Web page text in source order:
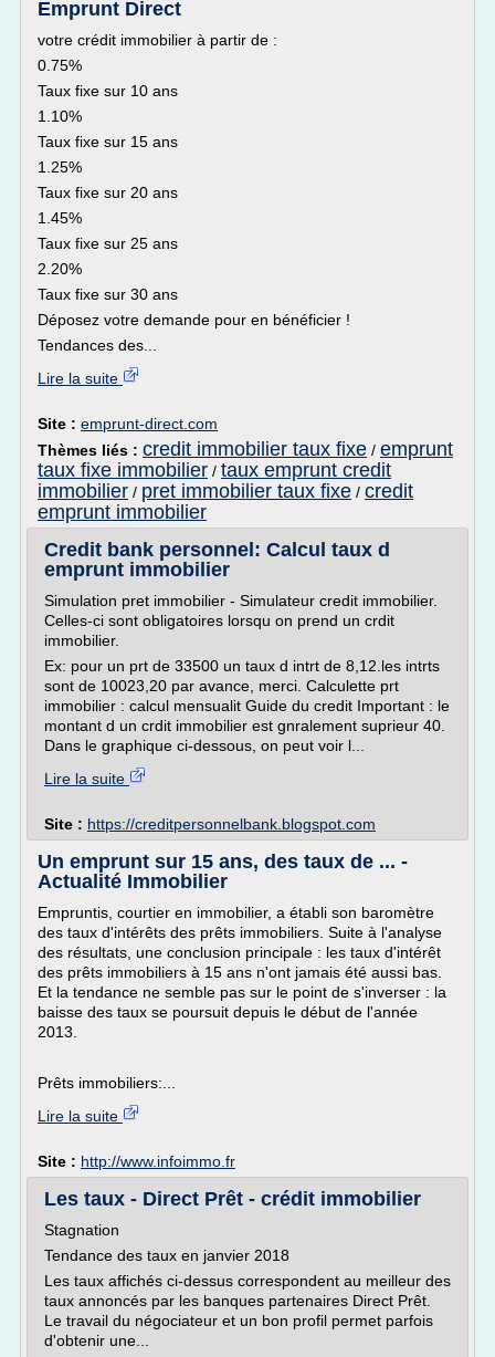
Emprunt Direct
votre crédit immobilier à partir de :
0.75%
Taux fixe sur 10 ans
1.10%
Taux fixe sur 15 ans
1.25%
Taux fixe sur 20 ans
1.45%
Taux fixe sur 25 ans
2.20%
Taux fixe sur 30 ans
Déposez votre demande pour en bénéficier !
Tendances des...
Lire la suite
Site : emprunt-direct.com
Thèmes liés : credit immobilier taux fixe / emprunt
taux fixe immobilier / taux emprunt credit
immobilier / pret immobilier taux fixe / credit
emprunt immobilier
Credit bank personnel: Calcul taux d
emprunt immobilier
Simulation pret immobilier - Simulateur credit immobilier.
Celles-ci sont obligatoires lorsqu on prend un crdit
immobilier.
Ex: pour un prt de 33500 un taux d intrt de 8,12.les intrts
sont de 10023,20 par avance, merci. Calculette prt
immobilier : calcul mensualit Guide du credit Important : le
montant d un crdit immobilier est gnralement suprieur 40.
Dans le graphique ci-dessous, on peut voir l...
Lire la suite
Site : https://creditpersonnelbank.blogspot.com
Un emprunt sur 15 ans, des taux de ... -
Actualité Immobilier
Empruntis, courtier en immobilier, a établi son baromètre
des taux d'intérêts des prêts immobiliers. Suite à l'analyse
des résultats, une conclusion principale : les taux d'intérêt
des prêts immobiliers à 15 ans n'ont jamais été aussi bas.
Et la tendance ne semble pas sur le point de s'inverser : la
baisse des taux se poursuit depuis le début de l'année
2013.
Prêts immobiliers:...
Lire la suite
Site : http://www.infoimmo.fr
Les taux - Direct Prêt - crédit immobilier
Stagnation
Tendance des taux en janvier 2018
Les taux affichés ci-dessus correspondent au meilleur des
taux annoncés par les banques partenaires Direct Prêt.
Le travail du négociateur et un bon profil permet parfois
d'obtenir une...